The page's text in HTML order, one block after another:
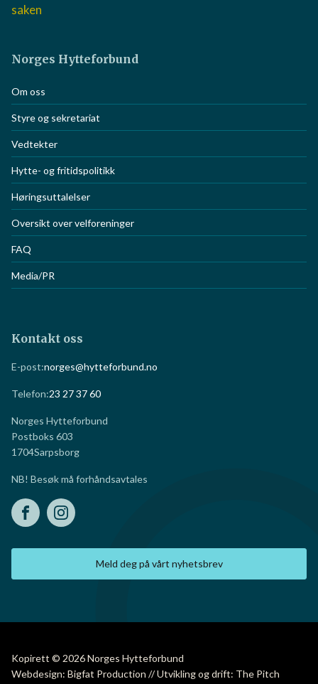
saken
Norges Hytteforbund
Om oss
Styre og sekretariat
Vedtekter
Hytte- og fritidspolitikk
Høringsuttalelser
Oversikt over velforeninger
FAQ
Media/PR
Kontakt oss
E-post:norges@hytteforbund.no
Telefon:23 27 37 60
Norges Hytteforbund
Postboks 603
1704Sarpsborg
NB! Besøk må forhåndsavtales
Meld deg på vårt nyhetsbrev
Kopirett © 2026 Norges Hytteforbund
Webdesign: Bigfat Production // Utvikling og drift: The Pitch